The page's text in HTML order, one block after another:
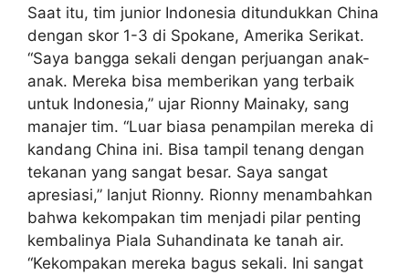
Saat itu, tim junior Indonesia ditundukkan China
dengan skor 1-3 di Spokane, Amerika Serikat.
“Saya bangga sekali dengan perjuangan anak-
anak. Mereka bisa memberikan yang terbaik
untuk Indonesia,” ujar Rionny Mainaky, sang
manajer tim. “Luar biasa penampilan mereka di
kandang China ini. Bisa tampil tenang dengan
tekanan yang sangat besar. Saya sangat
apresiasi,” lanjut Rionny. Rionny menambahkan
bahwa kekompakan tim menjadi pilar penting
kembalinya Piala Suhandinata ke tanah air.
“Kekompakan mereka bagus sekali. Ini sangat